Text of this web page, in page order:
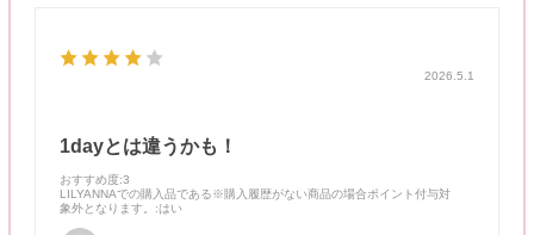
2026.5.1
1dayとは違うかも！
おすすめ度:3
LILYANNAでの購入品である※購入履歴がない商品の場合ポイント付与対
象外となります。
:はい